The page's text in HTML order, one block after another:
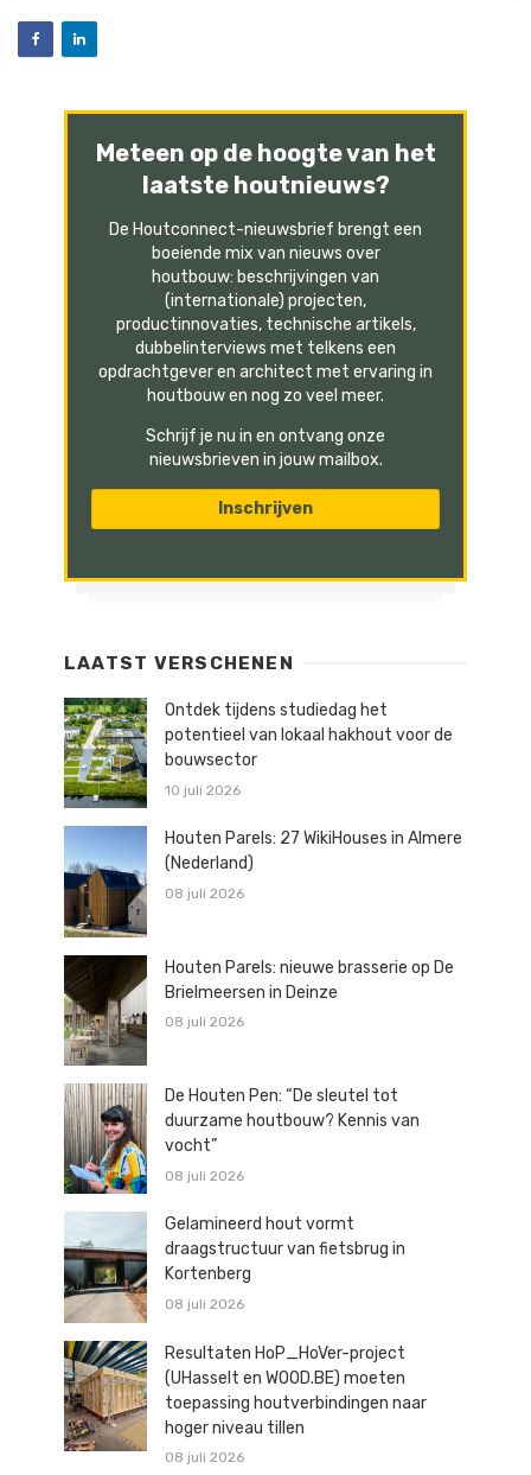
Meteen op de hoogte van het
laatste houtnieuws?
De Houtconnect-nieuwsbrief brengt een
boeiende mix van nieuws over
houtbouw: beschrijvingen van
(internationale) projecten,
productinnovaties, technische artikels,
dubbelinterviews met telkens een
opdrachtgever en architect met ervaring in
houtbouw en nog zo veel meer.
Schrijf je nu in en ontvang onze
nieuwsbrieven in jouw mailbox.
LAATST VERSCHENEN
Ontdek tijdens studiedag het
potentieel van lokaal hakhout voor de
bouwsector
10 juli 2026
Houten Parels: 27 WikiHouses in Almere
(Nederland)
08 juli 2026
Houten Parels: nieuwe brasserie op De
Brielmeersen in Deinze
08 juli 2026
De Houten Pen: “De sleutel tot
duurzame houtbouw? Kennis van
vocht”
08 juli 2026
Gelamineerd hout vormt
draagstructuur van fietsbrug in
Kortenberg
08 juli 2026
Resultaten HoP_HoVer-project
(UHasselt en WOOD.BE) moeten
toepassing houtverbindingen naar
hoger niveau tillen
08 juli 2026